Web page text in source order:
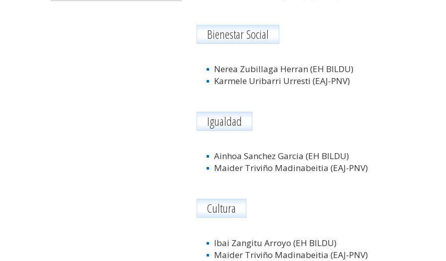
Bienestar Social
Nerea Zubillaga Herran (EH BILDU)
Karmele Uribarri Urresti (EAJ-PNV)
Igualdad
Ainhoa Sanchez Garcia (EH BILDU)
Maider Triviño Madinabeitia (EAJ-PNV)
Cultura
Ibai Zangitu Arroyo (EH BILDU)
Maider Triviño Madinabeitia (EAJ-PNV)